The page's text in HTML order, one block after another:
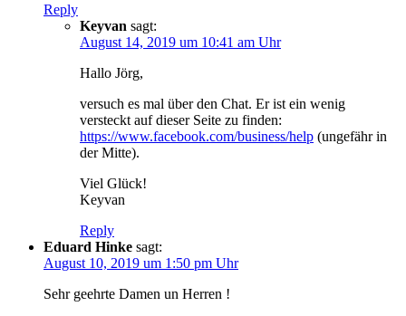
Reply
Keyvan sagt:
August 14, 2019 um 10:41 am Uhr
Hallo Jörg,
versuch es mal über den Chat. Er ist ein wenig
versteckt auf dieser Seite zu finden:
https://www.facebook.com/business/help (ungefähr in
der Mitte).
Viel Glück!
Keyvan
Reply
Eduard Hinke sagt:
August 10, 2019 um 1:50 pm Uhr
Sehr geehrte Damen un Herren !